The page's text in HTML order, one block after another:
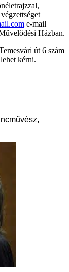
e-mail
Házban.
út 6 szám
kérni.